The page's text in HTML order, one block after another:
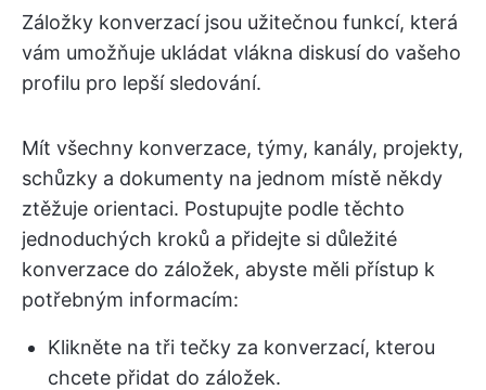
Záložky konverzací jsou užitečnou funkcí, která
vám umožňuje ukládat vlákna diskusí do vašeho
profilu pro lepší sledování.
Mít všechny konverzace, týmy, kanály, projekty,
schůzky a dokumenty na jednom místě někdy
ztěžuje orientaci. Postupujte podle těchto
jednoduchých kroků a přidejte si důležité
konverzace do záložek, abyste měli přístup k
potřebným informacím:
Klikněte na tři tečky za konverzací, kterou
chcete přidat do záložek.